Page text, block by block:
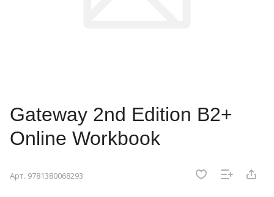
Gateway 2nd Edition B2+
Online Workbook
Арт. 9781380068293